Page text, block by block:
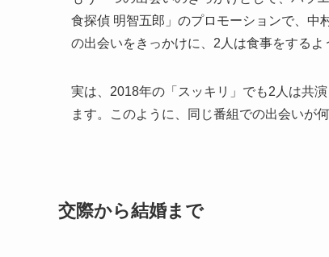
食探偵 明智五郎」のプロモーションで、中
の出会いをきっかけに、2人は食事をするよ
実は、2018年の「スッキリ」でも2人は共
ます。このように、同じ番組での出会いが
交際から結婚まで